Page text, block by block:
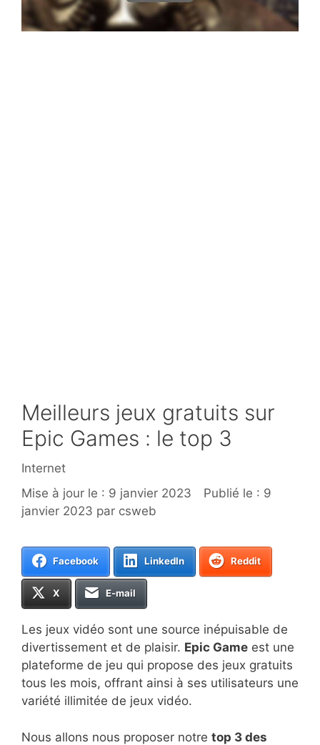
Meilleurs jeux gratuits sur
Epic Games : le top 3
Catégories
Internet
9 janvier 2023
9
janvier 2023 par csweb
Facebook LinkedIn Reddit
X E-mail
Les jeux vidéo sont une source inépuisable de
divertissement et de plaisir. Epic Game est une
plateforme de jeu qui propose des jeux gratuits
tous les mois, offrant ainsi à ses utilisateurs une
variété illimitée de jeux vidéo.
Nous allons nous proposer notre top 3 des